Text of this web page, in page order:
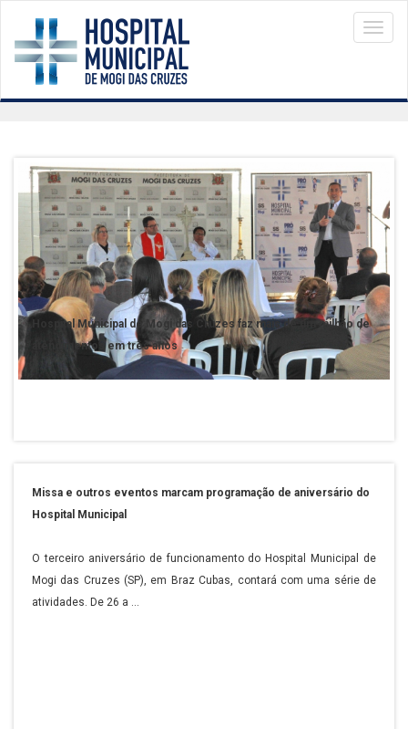
Menu
Hospital Municipal de Mogi das Cruzes faz mais de um milhão de
atendimentos em três anos
Missa e outros eventos marcam programação de aniversário do
Hospital Municipal
O terceiro aniversário de funcionamento do Hospital Municipal de
Mogi das Cruzes (SP), em Braz Cubas, contará com uma série de
atividades. De 26 a ...